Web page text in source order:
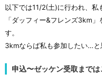
以下では11/2(土)に行われ、私
「ダッフィー&フレンズ3km」
す。
3kmならば私も参加したい…と
申込〜ゼッケン受取まで